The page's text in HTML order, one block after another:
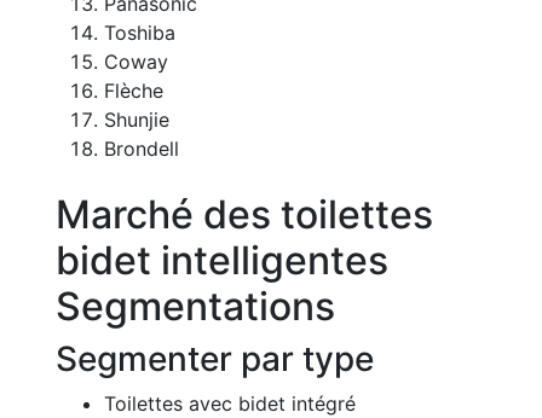
Toshiba
Coway
Flèche
Shunjie
Brondell
Marché des toilettes
bidet intelligentes
Segmentations
Segmenter par type
Toilettes avec bidet intégré